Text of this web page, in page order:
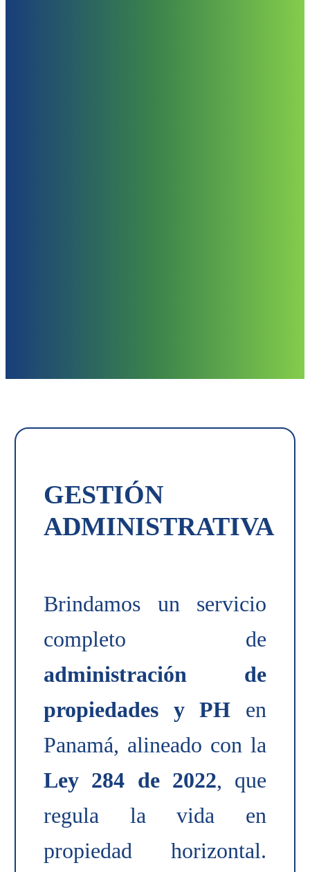
GESTIÓN
ADMINISTRATIVA
Brindamos un servicio
completo de
administración de
propiedades y PH en
Panamá, alineado con la
Ley 284 de 2022, que
regula la vida en
propiedad horizontal.